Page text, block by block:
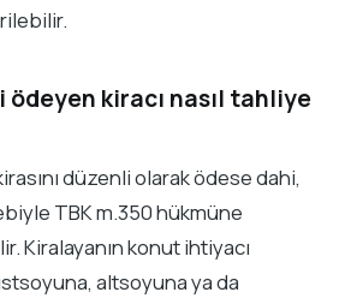
ödeyen kiracı nasıl tahliye
düzenli olarak ödese dahi,
TBK m.350 hükmüne
Kiralayanın konut ihtiyacı
altsoyuna ya da